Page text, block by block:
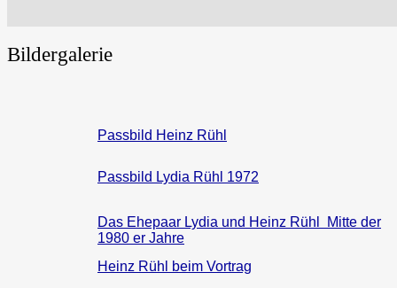
Bildergalerie
Passbild Heinz Rühl
Passbild Lydia Rühl 1972
Das Ehepaar Lydia und Heinz Rühl Mitte der
1980 er Jahre
Heinz Rühl beim Vortrag